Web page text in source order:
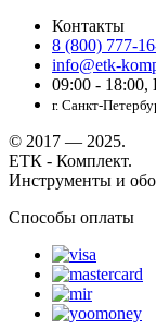
Контакты
8 (800) 777-
info@etk-
09:00 -
г. Санкт-
© 2017 — 2025.
ЕТК - Комплект.
Инструменты и
Способы оплаты